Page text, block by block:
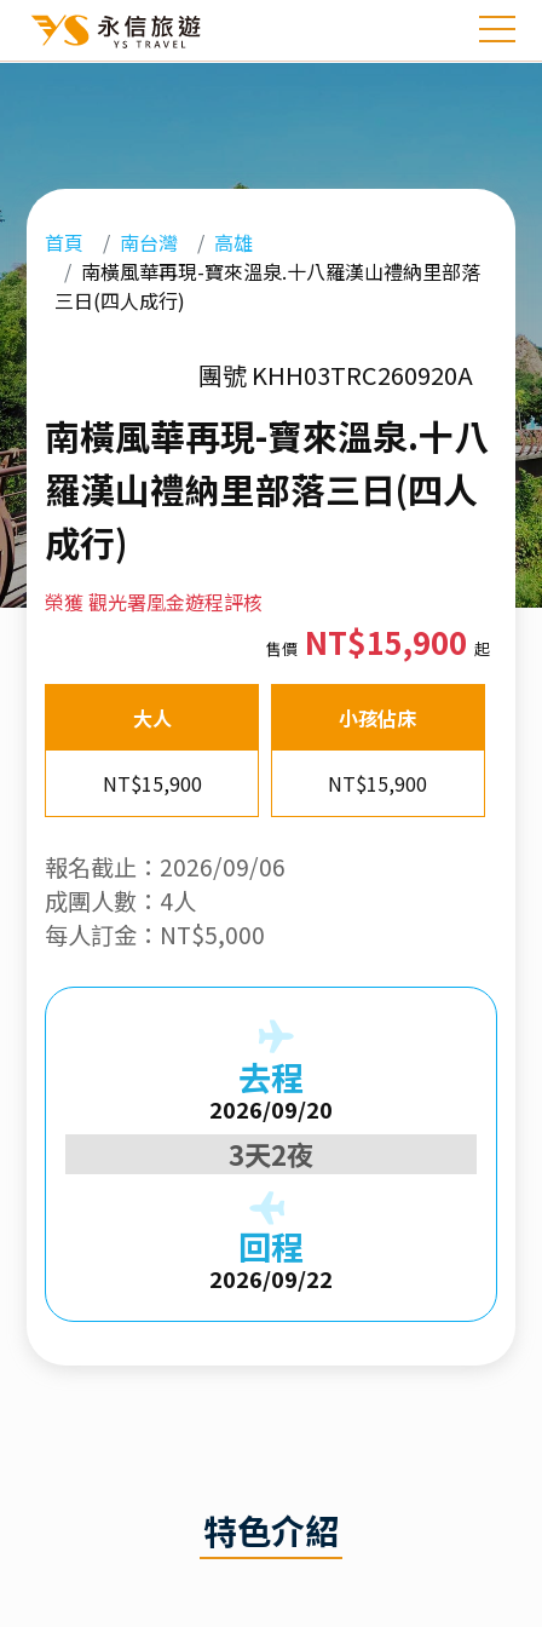
首頁 南台灣
高雄
南橫風華再現-寶來溫泉.十八羅漢山禮納里部落
三日(四人成行)
團號 KHH03TRC260920A
南橫風華再現-寶來溫泉.十八
羅漢山禮納里部落三日(四人
成行)
榮獲 觀光署凰金遊程評核
售價NT$15,900 起
大人
NT$15,900
小孩佔床
NT$15,900
報名截止：2026/09/06
成團人數：4人
每人訂金：NT$5,000
去程
2026/09/20
3天2夜
回程
2026/09/22
特色介紹